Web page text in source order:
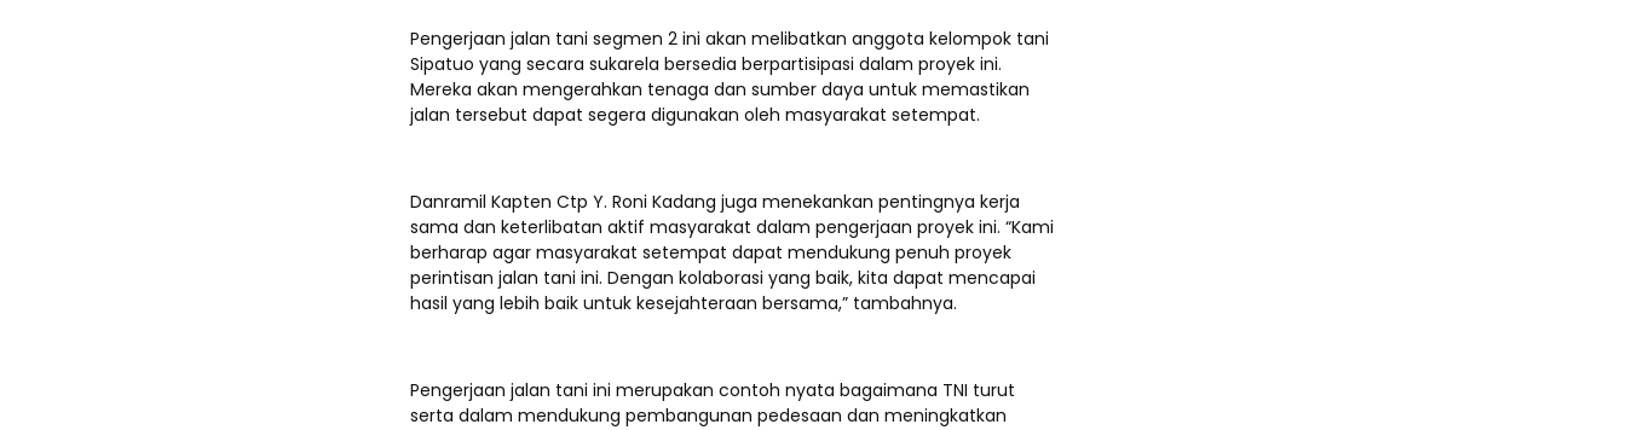
Pengerjaan jalan tani segmen 2 ini akan melibatkan anggota kelompok tani
Sipatuo yang secara sukarela bersedia berpartisipasi dalam proyek ini.
Mereka akan mengerahkan tenaga dan sumber daya untuk memastikan
jalan tersebut dapat segera digunakan oleh masyarakat setempat.
Danramil Kapten Ctp Y. Roni Kadang juga menekankan pentingnya kerja
sama dan keterlibatan aktif masyarakat dalam pengerjaan proyek ini. “Kami
berharap agar masyarakat setempat dapat mendukung penuh proyek
perintisan jalan tani ini. Dengan kolaborasi yang baik, kita dapat mencapai
hasil yang lebih baik untuk kesejahteraan bersama,” tambahnya.
Pengerjaan jalan tani ini merupakan contoh nyata bagaimana TNI turut
serta dalam mendukung pembangunan pedesaan dan meningkatkan